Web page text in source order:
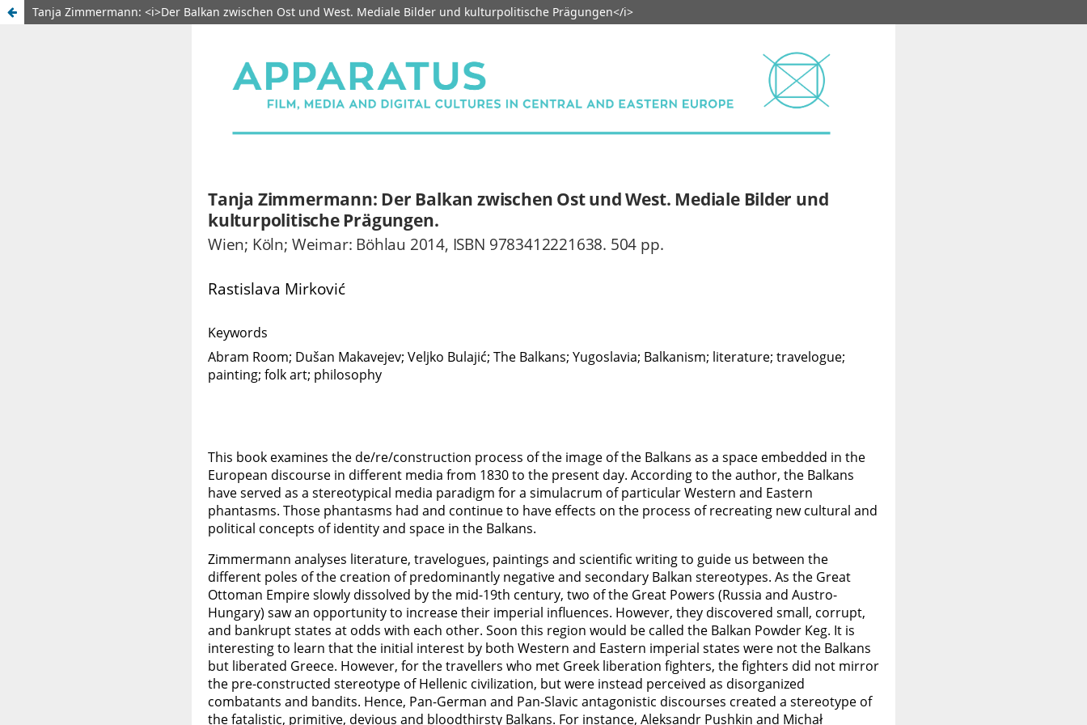
Tanja Zimmermann: <i>Der Balkan zwischen Ost und West. Mediale Bilder und kulturpolitische Prägungen</i>